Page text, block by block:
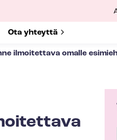
Show submenu for
Ota yhteyttä
ilmoitettava omalle